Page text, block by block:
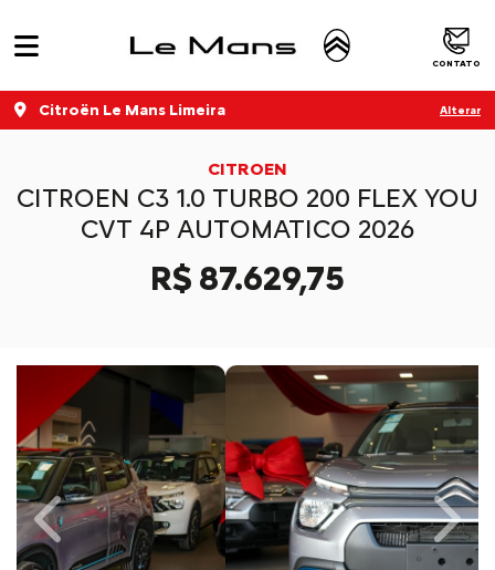
CONTATO
Citroën Le Mans Limeira Alterar
CITROEN
CITROEN C3 1.0 TURBO 200 FLEX YOU
CVT 4P AUTOMATICO 2026
R$ 87.629,75
Previous Next